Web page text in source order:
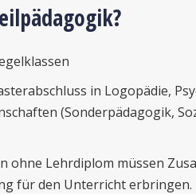
in Logopädie,
(Sonderpädagogik,
ohne Lehrdiplom müssen
für den Unterricht erbringen.